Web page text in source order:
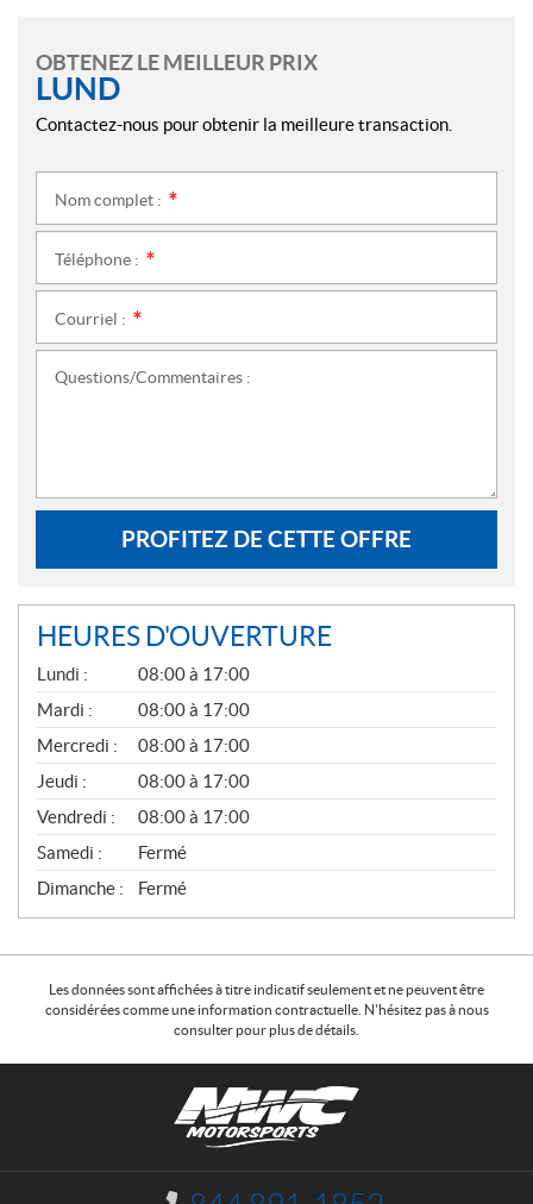
OBTENEZ LE MEILLEUR PRIX
LUND
Contactez-nous pour obtenir la meilleure transaction.
Nom complet :
Téléphone :
Courriel :
Questions/Commentaires :
PROFITEZ DE CETTE OFFRE
HEURES D'OUVERTURE
G
É
N
É
R
A
L
Lundi :
08:00 à 17:00
Mardi :
08:00 à 17:00
Mercredi :
08:00 à 17:00
Jeudi :
08:00 à 17:00
Vendredi :
08:00 à 17:00
Samedi :
Fermé
Dimanche :
Fermé
Les données sont affichées à titre indicatif seulement et ne peuvent être
considérées comme une information contractuelle. N'hésitez pas à nous
consulter pour plus de détails.
I